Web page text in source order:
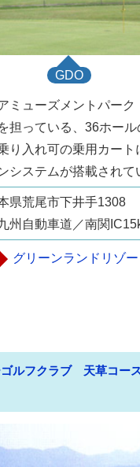
GDO
ミューズメントパーク
担っている、36ホール
り入れ可の乗用カート
システムが搭載されて
県荒尾市下井手1308
州自動車道／南関
グリーンランドリゾ
ルフクラブ 天草コー